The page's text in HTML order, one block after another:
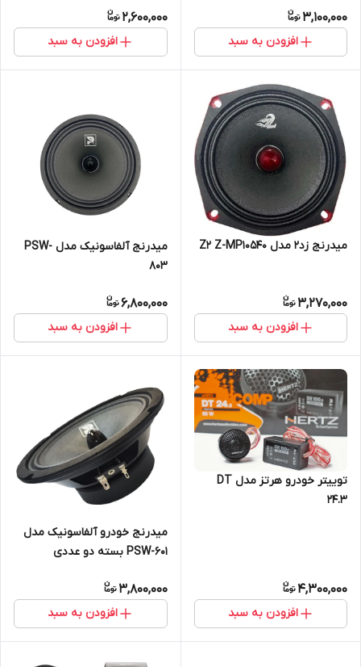
3,100,000
افزودن به سبد
2,600,000
افزودن به سبد
میدرنج زد۲ مدل Z2 Z-MP10540
3,270,000
افزودن به سبد
میدرنج آلفاسونیک مدل PSW-
803
6,800,000
افزودن به سبد
توییتر خودرو هرتز مدل DT
24.3
4,300,000
افزودن به سبد
میدرنج خودرو آلفاسونیک مدل
PSW-601 بسته دو عددی
3,800,000
افزودن به سبد